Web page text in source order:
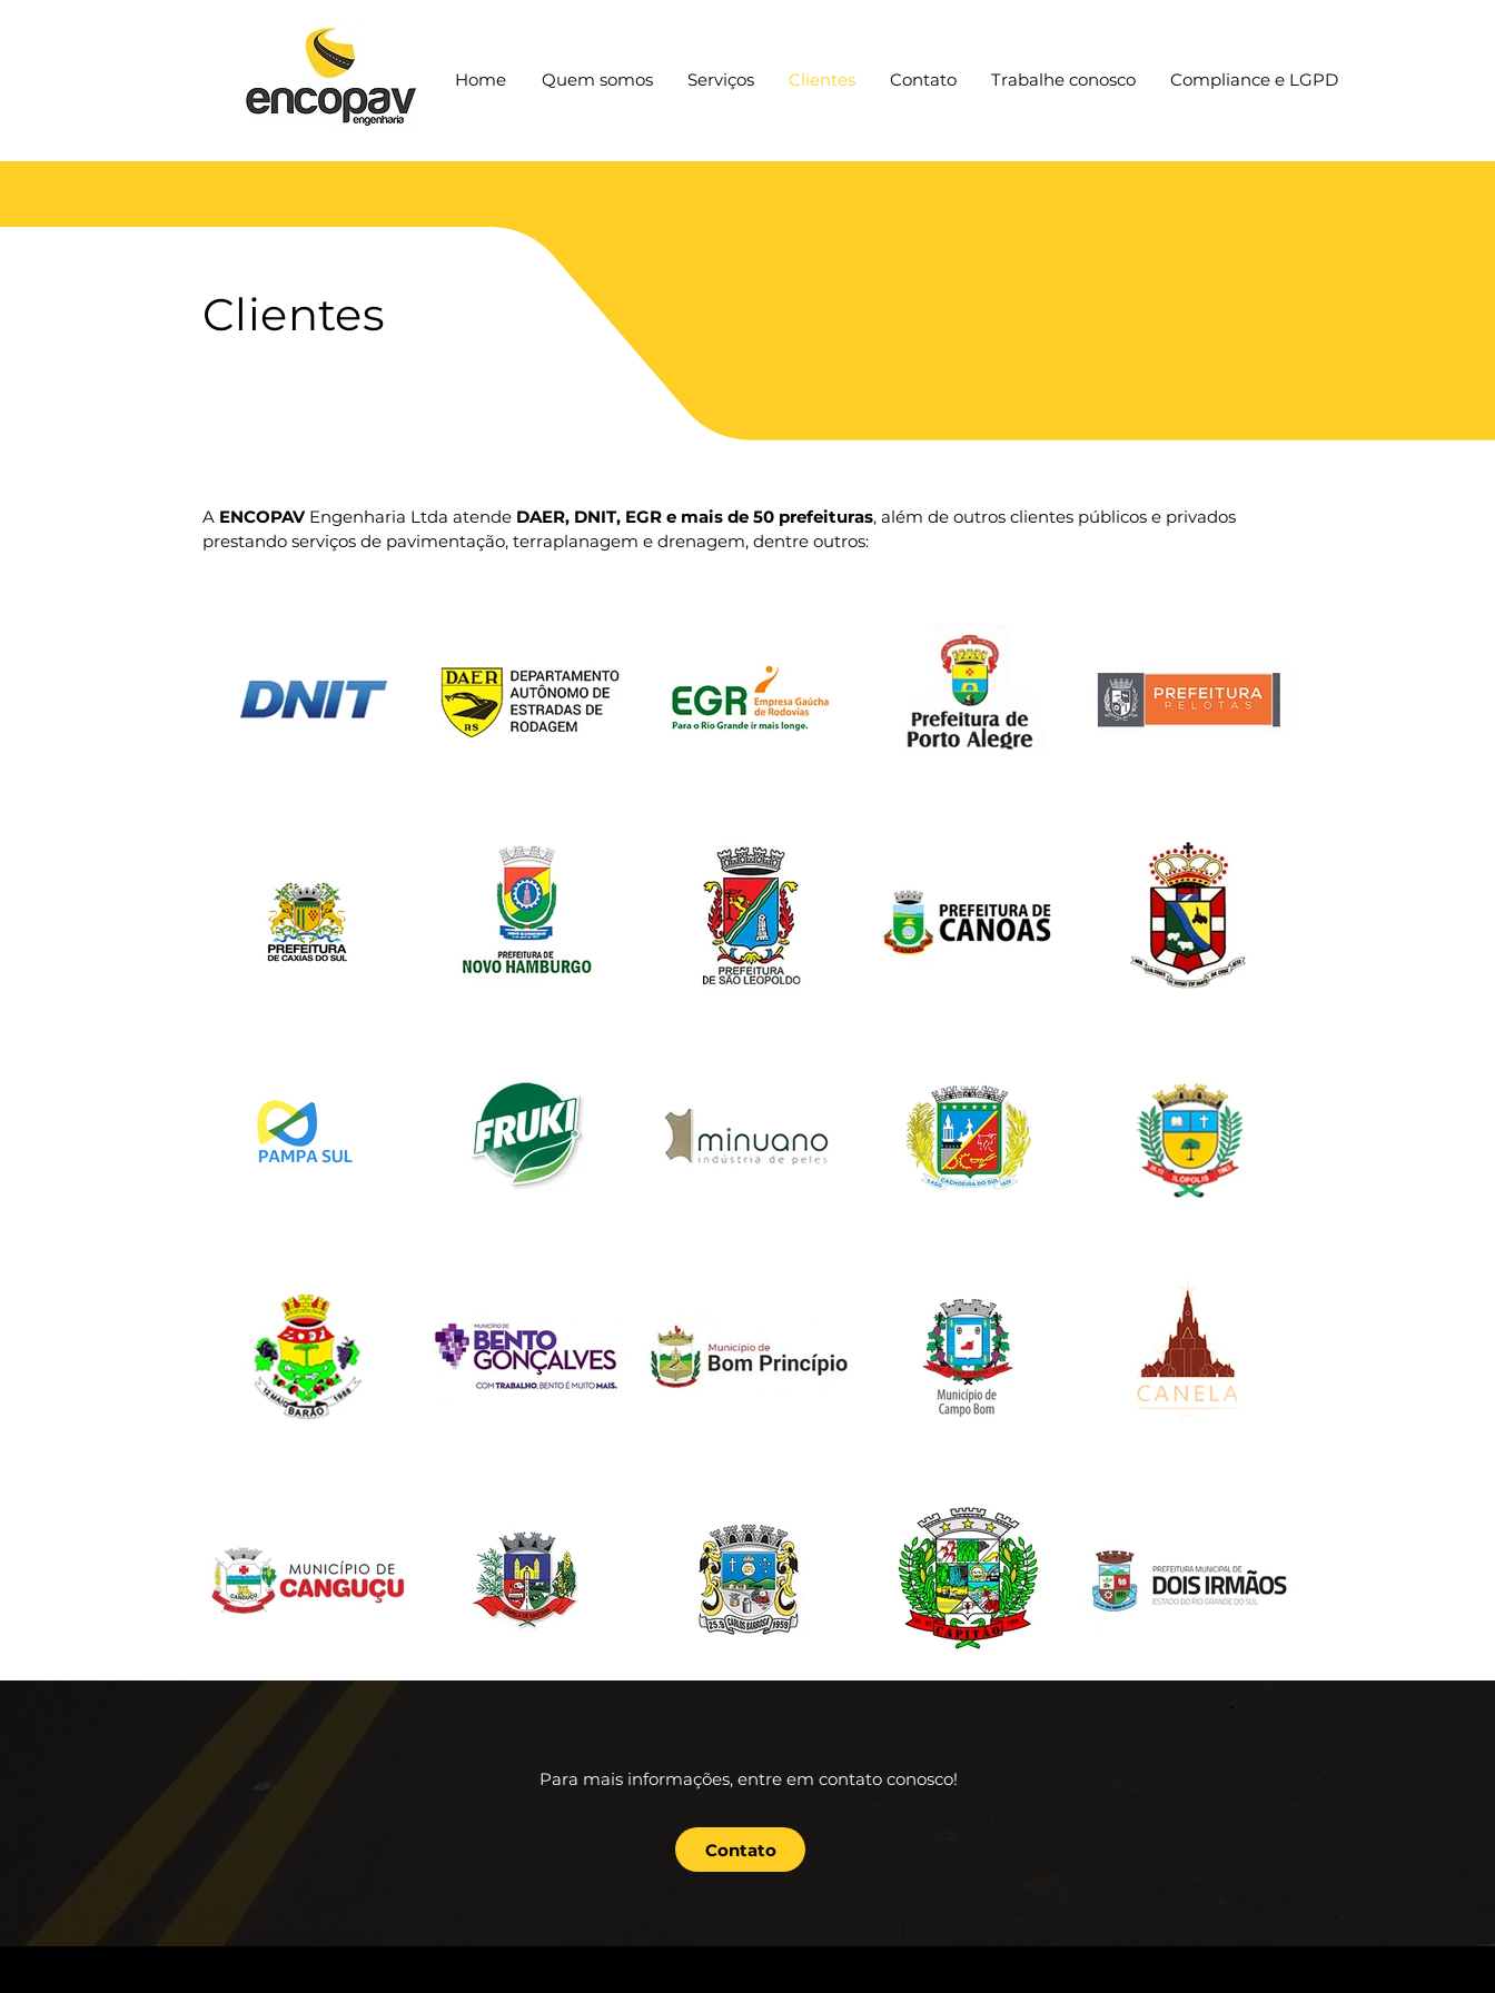
Home Quem somos Serviços Clientes Contato Trabalhe conosco Compliance e LGPD
Clientes
A ENCOPAVEngenharia Ltda atende DAER, DNIT, EGR e mais de 50 prefeituras, além de outros clientes públicos e privados
prestando serviços de pavimentação, terraplanagem e drenagem, dentre outros:
Para mais informações, entre em contato conosco!
Contato